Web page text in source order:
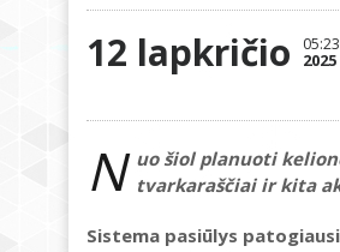
12 lapkričio 05:23
2025
N uo šiol planuoti
tvarkaraščiai ir kita
Sistema pasiūlys